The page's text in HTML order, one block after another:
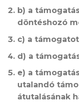
b) a
döntéshozó
c) a
d) a
e) a
utalandó
átutalásának